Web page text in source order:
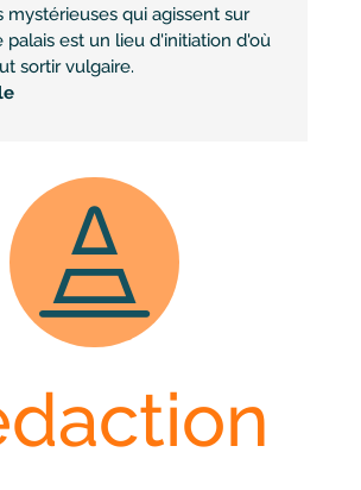
mystérieuses qui agissent sur
palais est un lieu d'initiation d'où
sortir vulgaire.
